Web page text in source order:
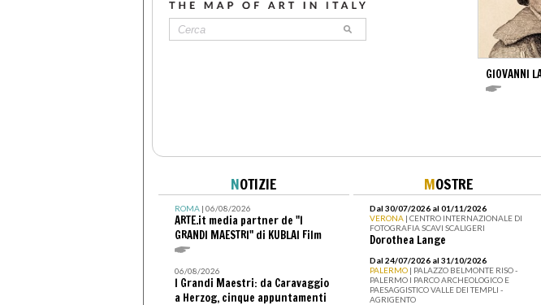
GIOVANNI
NOTIZIE
ROMA| 06/08/2026
ARTE.it media partner de "I
GRANDI MAESTRI" di KUBLAI Film
06/08/2026
I Grandi Maestri: da Caravaggio
a Herzog, cinque appuntamenti
MOSTRE
Dal 30/07/2026 al 01/11/2026
VERONA | CENTRO INTERNAZIONALE DI
FOTOGRAFIA SCAVI SCALIGERI
Dorothea Lange
Dal 24/07/2026 al 31/10/2026
PALERMO | PALAZZO BELMONTE RISO -
PALERMO I PARCO ARCHEOLOGICO E
PAESAGGISTICO VALLE DEI TEMPLI -
AGRIGENTO